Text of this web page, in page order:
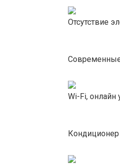
Отсутствие
Wi-Fi, онлайн
Кондиционер